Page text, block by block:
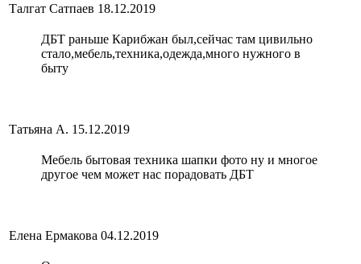
Талгат Сатпаев 18.12.2019
ДБТ раньше Карибжан был,сейчас там цивильно
стало,мебель,техника,одежда,много нужного в
быту
Татьяна А. 15.12.2019
Мебель бытовая техника шапки фото ну и многое
другое чем может нас порадовать ДБТ
Елена Ермакова 04.12.2019